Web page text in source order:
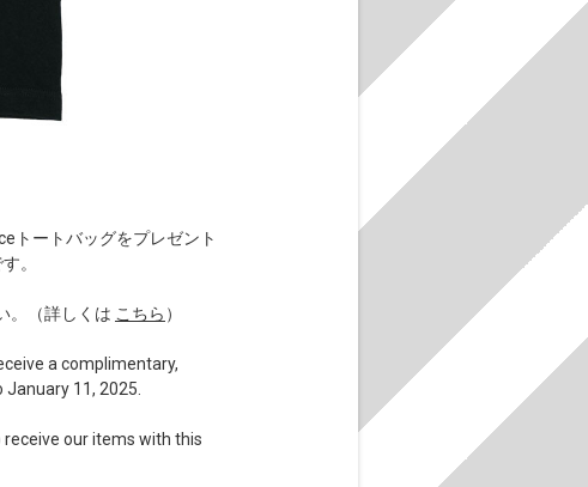
トートバッグをプレゼント
。
。（詳しくは こちら ）
a complimentary,
11, 2025.
our items with this